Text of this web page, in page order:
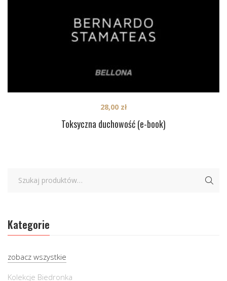
Toksyczna duchowość (e-book)
28,00 zł
Kategorie
zobacz wszystkie
Kolekcje Biedronka